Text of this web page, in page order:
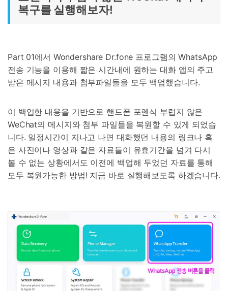
복구를 실행해보자!
Part 01에서 Wondershare Dr.fone 프로그램의 WhatsApp
전송 기능을 이용해 짧은 시간내에 원하는 대화 앱의 주고
받은 메시지 내용과 첨부파일들을 모두 백업했습니다.
이 백업한 내용을 기반으로 핸드폰 포렌식 부럽지 않은
WeChat의 메시지와 첨부 파일들을 복원할 수 있게 되었습
니다. 일정시간이 지나고 나면 대화했던 내용의 링크나 혹
은 사진이나 영상과 같은 자료들이 유효기간을 넘겨 다시
볼 수 없는 상황에서도 이전에 백업해 두었던 자료를 통해
모두 복원가능한 방법! 지금 바로 실행해보도록 하겠습니다.